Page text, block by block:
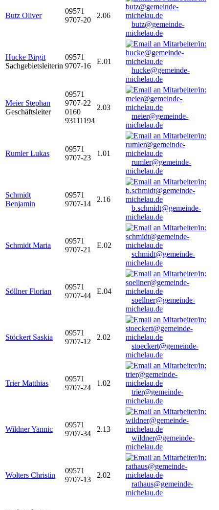
Butz Oliver
09571
9707-20
2.06
butz@gemeinde-
michelau.de
Hucke Birgit
Sachgebietsleiterin
09571
9707-16
E.01
hucke@gemeinde-
michelau.de
Meier Stephan
Geschäftsleiter
09571
9707-22
0160
93111194
2.03
meier@gemeinde-
michelau.de
Rumler Lukas
09571
9707-23
1.01
rumler@gemeinde-
michelau.de
Schmidt
Benjamin
09571
9707-14
2.16
b.schmidt@gemeinde-
michelau.de
Schmidt Maria
09571
9707-21
E.02
schmidt@gemeinde-
michelau.de
Söllner Florian
09571
9707-44
E.04
soellner@gemeinde-
michelau.de
Stöckert Saskia
09571
9707-12
2.02
stoeckert@gemeinde-
michelau.de
Trier Matthias
09571
9707-24
1.02
trier@gemeinde-
michelau.de
Wildner Yannic
09571
9707-34
2.13
wildner@gemeinde-
michelau.de
Wolters Christin
09571
9707-13
2.02
rathaus@gemeinde-
michelau.de